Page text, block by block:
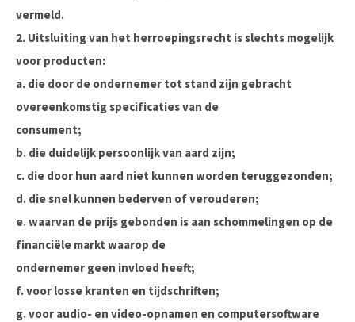
vermeld.
2. Uitsluiting van het herroepingsrecht is slechts mogelijk
voor producten:
a. die door de ondernemer tot stand zijn gebracht
overeenkomstig specificaties van de
consument;
b. die duidelijk persoonlijk van aard zijn;
c. die door hun aard niet kunnen worden teruggezonden;
d. die snel kunnen bederven of verouderen;
e. waarvan de prijs gebonden is aan schommelingen op de
financiële markt waarop de
ondernemer geen invloed heeft;
f. voor losse kranten en tijdschriften;
g. voor audio- en video-opnamen en computersoftware